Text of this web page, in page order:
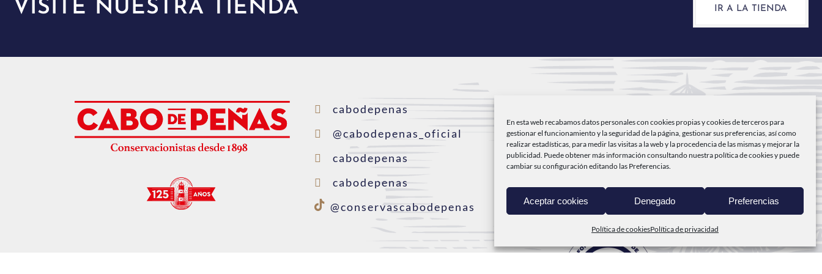
En esta web recabamos datos personales con cookies propias y cookies de terceros para
gestionar el funcionamiento y la seguridad de la página, gestionar sus preferencias, así como
realizar estadísticas, para medir las visitas a la web y la procedencia de las mismas y mejorar la
publicidad. Puede obtener más información consultando nuestrapolítica de cookiesy puede
cambiar su configuración editando las Preferencias.
Aceptar cookies Denegado Preferencias
Política de cookiesPolítica de privacidad
VISITE NUESTRA TIENDA IR A LA TIENDA
cabodepenas
@cabodepenas_oficial
cabodepenas
cabodepenas
@conservascabodepenas
CABO DE PEÑAS
PRODUCTOS
CONTACTO